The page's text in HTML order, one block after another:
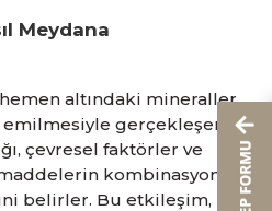
Meydana
altındaki mineraller
emilmesiyle gerçekleşen
çevresel faktörler ve
kombinasyonu,
belirler. Bu etkileşim,